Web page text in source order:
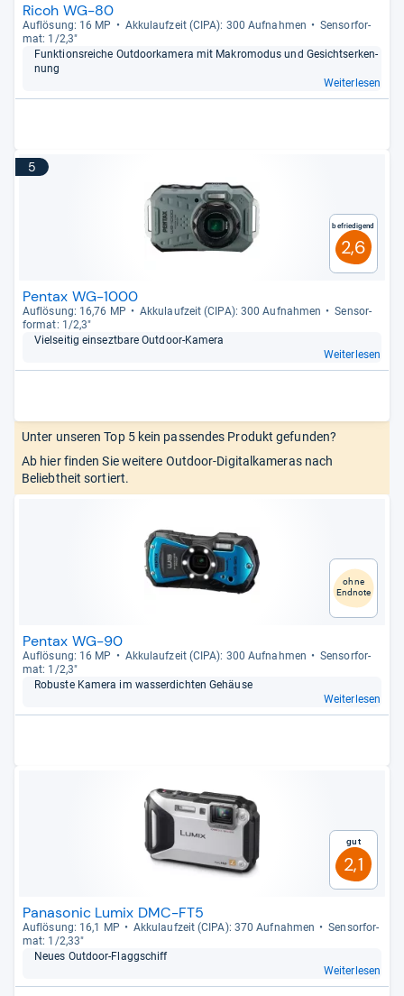
Ricoh WG-80
Auf­lö­sung: 16 MP Akku­lauf­zeit (CIPA): 300 Auf­nah­men
Sen­sor­for­
mat: 1/2,3"
Funk­ti­ons­rei­che Out­door­ka­mera mit Makro­mo­dus und Gesichts­er­ken­
nung
Weiterlesen
5
Befriedigend
2,6
Pentax WG-1000
Auf­lö­sung: 16,76 MP Akku­lauf­zeit (CIPA): 300 Auf­nah­men
Sen­sor­
for­mat: 1/2,3"
Viel­sei­tig ein­sezt­bare Out­door-​Kamera
Weiterlesen
Unter unseren Top 5 kein passendes Produkt gefunden?
Ab hier finden Sie weitere Outdoor-Digitalkameras nach
Beliebtheit sortiert.
ohne
Endnote
Pentax WG-90
Auf­lö­sung: 16 MP Akku­lauf­zeit (CIPA): 300 Auf­nah­men
Sen­sor­for­
mat: 1/2,3"
Robuste Kamera im was­ser­dich­ten Gehäuse
Weiterlesen
Gut
2,1
Panasonic Lumix DMC-FT5
Auf­lö­sung: 16,1 MP Akku­lauf­zeit (CIPA): 370 Auf­nah­men
Sen­sor­for­
mat: 1/2,33"
Neues Out­door-​Flagg­schiff
Weiterlesen